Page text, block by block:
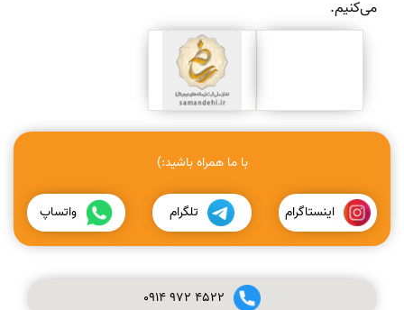
می‌کنیم.
با ما همراه باشید:)
اینستاگرام تلگرام واتساپ
0914972 4522